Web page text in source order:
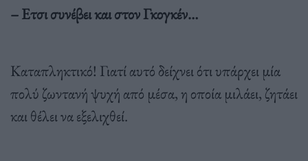
– Ετσι συνέβει και στον Γκογκέν…
Καταπληκτικό! Γιατί αυτό δείχνει ότι υπάρχει µία
πολύ ζωντανή ψυχή από µέσα, η οποία µιλάει, ζητάει
και θέλει να εξελιχθεί.